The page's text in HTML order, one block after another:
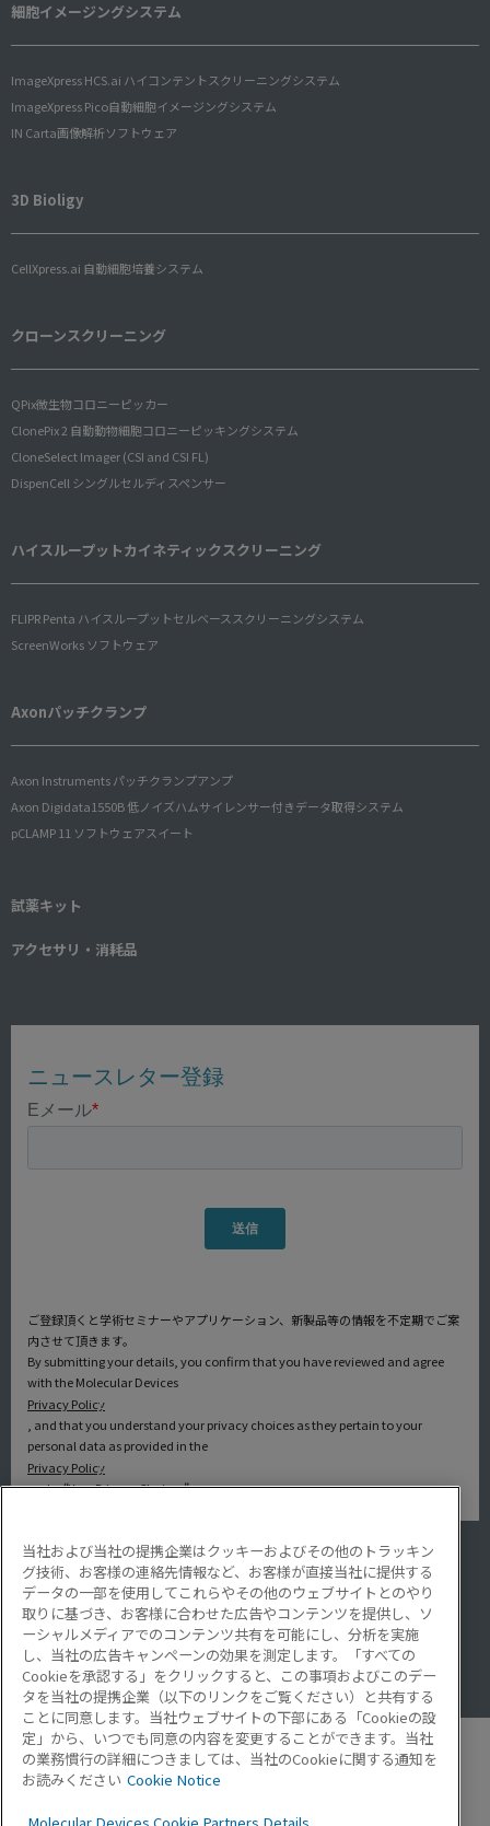
細胞イメージングシステム
ImageXpress HCS.ai ハイコンテントスクリーニングシステム
ImageXpress Pico自動細胞イメージングシステム
IN Carta画像解析ソフトウェア
3D Bioligy
CellXpress.ai 自動細胞培養システム
クローンスクリーニング
QPix微生物コロニーピッカー
ClonePix 2 自動動物細胞コロニーピッキングシステム
CloneSelect Imager (CSI and CSI FL)
DispenCell シングルセルディスペンサー
ハイスループットカイネティックスクリーニング
FLIPR Penta ハイスループットセルベーススクリーニングシステム
ScreenWorks ソフトウェア
Axonパッチクランプ
Axon Instruments パッチクランプアンプ
Axon Digidata1550B 低ノイズハムサイレンサー付きデータ取得システム
pCLAMP 11 ソフトウェアスイート
試薬キット
アクセサリ・消耗品
ご登録頂くと学術セミナーやアプリケーション、新製品等の情報を不定期でご案
内させて頂きます。
By submitting your details, you confirm that you have reviewed and agree
with the Molecular Devices
Privacy Policy
, and that you understand your privacy choices as they pertain to your
personal data as provided in the
Privacy Policy
under “Your Privacy Choices”.
アプリケーション
サービス・サポート
導入事例
Lab Note
アプリケーションノート
Resource Hub
Video Gallery
当社および当社の提携企業はクッキーおよびその他のトラッキン
グ技術、お客様の連絡先情報など、お客様が直接当社に提供する
データの一部を使用してこれらやその他のウェブサイトとのやり
取りに基づき、お客様に合わせた広告やコンテンツを提供し、ソ
ーシャルメディアでのコンテンツ共有を可能にし、分析を実施
し、当社の広告キャンペーンの効果を測定します。「すべての
Cookieを承認する」をクリックすると、この事項およびこのデー
タを当社の提携企業（以下のリンクをご覧ください）と共有する
ことに同意します。当社ウェブサイトの下部にある「Cookieの設
定」から、いつでも同意の内容を変更することができます。当社
の業務慣行の詳細につきましては、当社のCookieに関する通知を
お読みください Cookie Notice